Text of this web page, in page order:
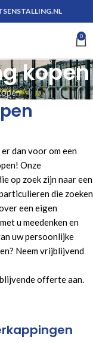
0
kopen
dan voor om een
Onze
op zoek zijn naar een
die zoeken
een eigen
u meedenken en
uw persoonlijke
Neem vrijblijvend
offerte aan.